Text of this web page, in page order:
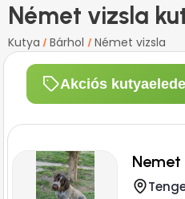
Német vizsla
Kutya / Bárhol / Német vizsla
Akciós
Nemet